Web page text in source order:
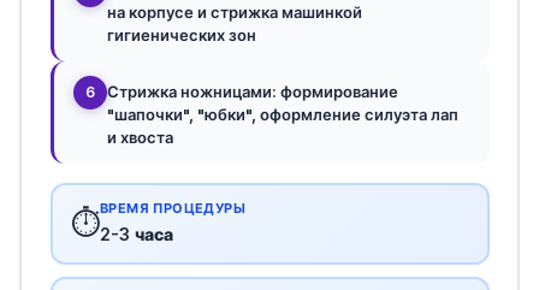
на корпусе и стрижка машинкой
гигиенических зон
6
Стрижка ножницами: формирование
"шапочки", "юбки", оформление силуэта лап
и хвоста
⏱️ВРЕМЯ ПРОЦЕДУРЫ
2-3 часа